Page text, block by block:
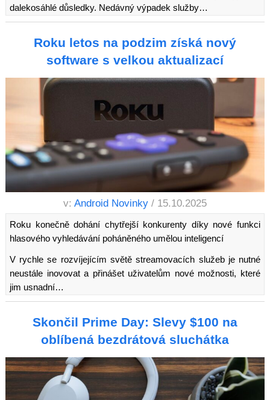
dalekosáhlé důsledky. Nedávný výpadek služby…
Roku letos na podzim získá nový
software s velkou aktualizací
v: Android Novinky / 15.10.2025
Roku konečně dohání chytřejší konkurenty díky nové funkci
hlasového vyhledávání poháněného umělou inteligencí
V rychle se rozvíjejícím světě streamovacích služeb je nutné
neustále inovovat a přinášet uživatelům nové možnosti, které
jim usnadní…
Skončil Prime Day: Slevy $100 na
oblíbená bezdrátová sluchátka